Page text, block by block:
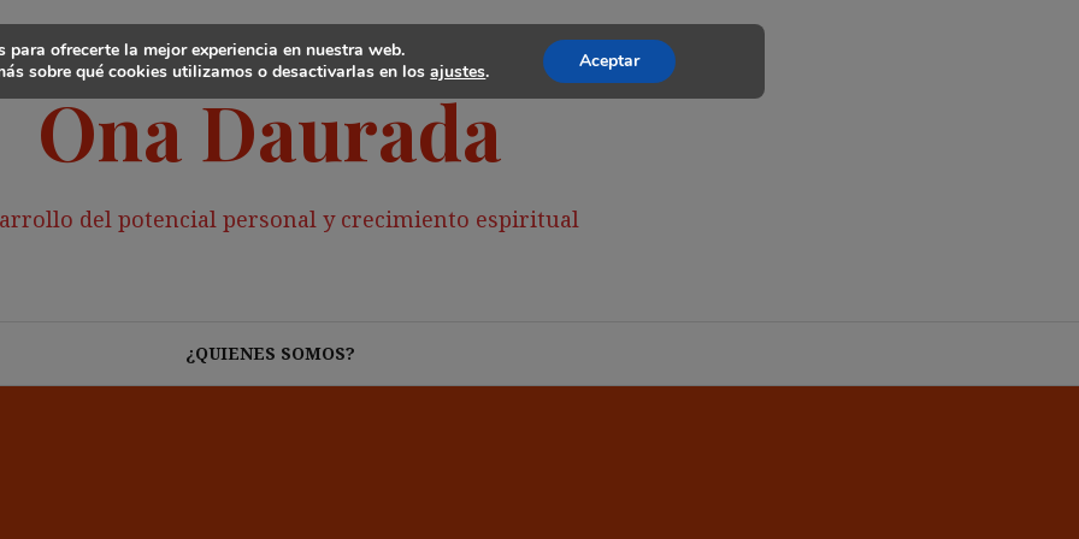
Ona Daurada
del potencial personal y crecimiento espiritual
¿QUIENES SOMOS?
para ofrecerte la mejor experiencia en nuestra web.
sobre qué cookies utilizamos o desactivarlas en losajustes. Aceptar